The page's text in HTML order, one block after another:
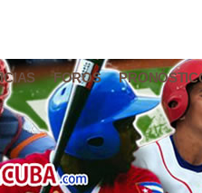
FOROS